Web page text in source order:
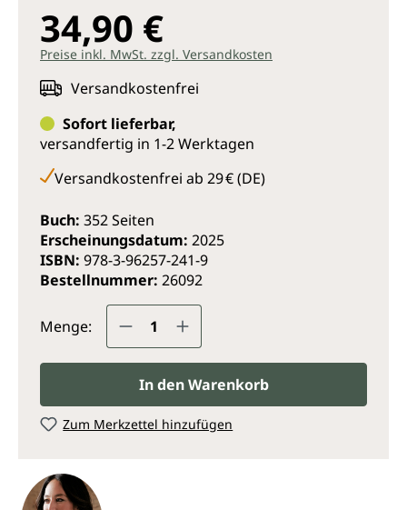
sich selbst mit erprobten, beliebten Rezepten aus
dem Restaurant und Café der Autorin! Die
wunderschönen Fotografien regen den Appetit an
und inspirieren zu eigenen schönen Dekorationen
und Arrangements.
Probieren Sie die herrlichen und liebevoll kreierten
Rezepte, die Sie vom herzhaften Frühstück bis zum
genussvollen, geselligen Abendessen lecker durch
Beilagen, Desserts, Getränke und Hauptspeisen-
Highlights wie:
Pilz-Gruyère-Quiche
French Silk Pie
Meeresfrüchte-Gumbo
Kürbis-Frischkäse-Brot
Zitronen-Lavendel-Tarte
Guten Appetit!
34,90 €
Preise inkl. MwSt. zzgl. Versandkosten
Versandkostenfrei
Sofort lieferbar,
versandfertig in 1-2 Werktagen
Versandkostenfrei ab 29 € (DE)
Buch: 352 Seiten
Erscheinungsdatum: 2025
ISBN: 978-3-96257-241-9
Bestellnummer: 26092
Menge: Produkt Anzahl: Gib den
In den Warenkorb
Zum Merkzettel hinzufügen